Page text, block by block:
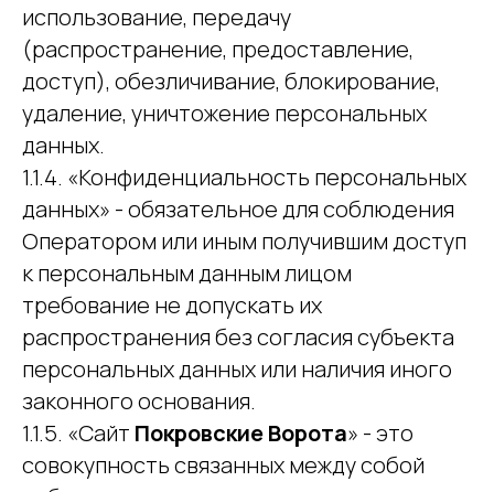
использование, передачу
(распространение, предоставление,
доступ), обезличивание, блокирование,
удаление, уничтожение персональных
данных.
1.1.4. «Конфиденциальность персональных
данных» - обязательное для соблюдения
Оператором или иным получившим доступ
к персональным данным лицом
требование не допускать их
распространения без согласия субъекта
персональных данных или наличия иного
законного основания.
1.1.5. «Сайт Покровские Ворота» - это
совокупность связанных между собой